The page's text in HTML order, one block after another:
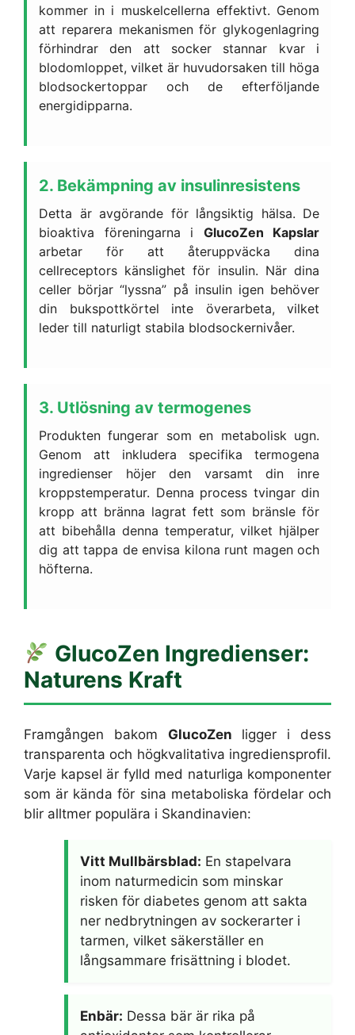
kommer in i muskelcellerna effektivt. Genom
att reparera mekanismen för glykogenlagring
förhindrar den att socker stannar kvar i
blodomloppet, vilket är huvudorsaken till höga
blodsockertoppar och de efterföljande
energidipparna.
2. Bekämpning av insulinresistens
Detta är avgörande för långsiktig hälsa. De
bioaktiva föreningarna i GlucoZen Kapslar
arbetar för att återuppväcka dina
cellreceptors känslighet för insulin. När dina
celler börjar “lyssna” på insulin igen behöver
din bukspottkörtel inte överarbeta, vilket
leder till naturligt stabila blodsockernivåer.
3. Utlösning av termogenes
Produkten fungerar som en metabolisk ugn.
Genom att inkludera specifika termogena
ingredienser höjer den varsamt din inre
kroppstemperatur. Denna process tvingar din
kropp att bränna lagrat fett som bränsle för
att bibehålla denna temperatur, vilket hjälper
dig att tappa de envisa kilona runt magen och
höfterna.
GlucoZen Ingredienser:
Naturens Kraft
Framgången bakom GlucoZen ligger i dess
transparenta och högkvalitativa ingrediensprofil.
Varje kapsel är fylld med naturliga komponenter
som är kända för sina metaboliska fördelar och
blir alltmer populära i Skandinavien:
Vitt Mullbärsblad: En stapelvara
inom naturmedicin som minskar
risken för diabetes genom att sakta
ner nedbrytningen av sockerarter i
tarmen, vilket säkerställer en
långsammare frisättning i blodet.
Enbär: Dessa bär är rika på